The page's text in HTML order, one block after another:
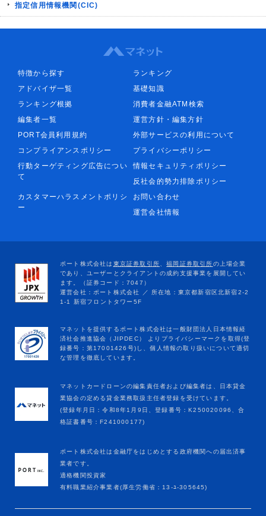
指定信用情報機関(CIC)
特徴から探す
ランキング
アドバイザ一覧
基礎知識
ランキング根拠
消費者金融ATM検索
編集者一覧
運営方針・編集方針
PORT会員利用規約
外部サービスの利用について
コンプライアンスポリシー
プライバシーポリシー
行動ターゲティング広告につい
て
情報セキュリティポリシー
反社会的勢力排除ポリシー
カスタマーハラスメントポリシ
ー
お問い合わせ
運営会社情報
マネットカードローンの編集責任者および編集者は、日本貸金
業協会の定める貸金業務取扱主任者登録を受けています。
(登録年月日：令和8年1月9日、登録番号：K250020096、合
格証書番号：F241000177)
ポート株式会社は金融庁をはじめとする政府機関への届出済事
業者です。
適格機関投資家
有料職業紹介事業者(厚生労働省：13-ﾕ-305645)